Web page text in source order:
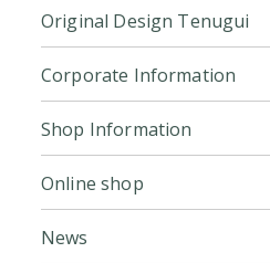
Original Design Tenugui
Corporate Information
Shop Information
Online shop
News